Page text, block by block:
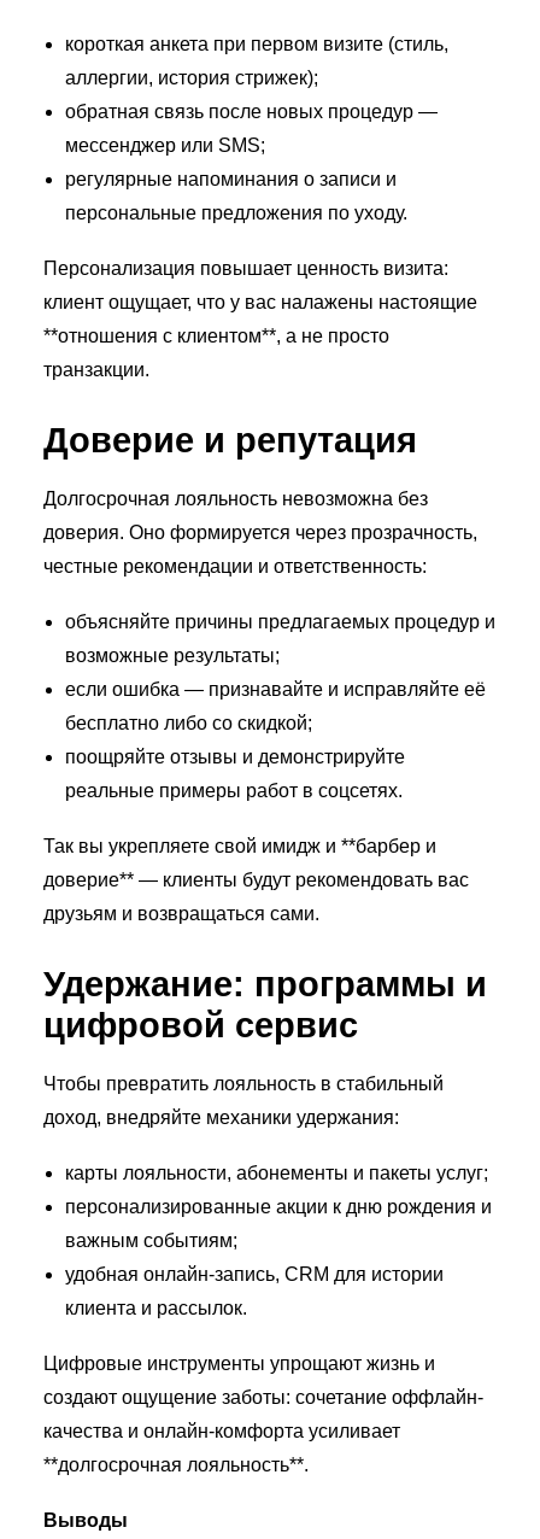
короткая анкета при первом визите (стиль,
аллергии, история стрижек);
обратная связь после новых процедур —
мессенджер или SMS;
регулярные напоминания о записи и
персональные предложения по уходу.
Персонализация повышает ценность визита:
клиент ощущает, что у вас налажены настоящие
**отношения с клиентом**, а не просто
транзакции.
Доверие и репутация
Долгосрочная лояльность невозможна без
доверия. Оно формируется через прозрачность,
честные рекомендации и ответственность:
объясняйте причины предлагаемых процедур и
возможные результаты;
если ошибка — признавайте и исправляйте её
бесплатно либо со скидкой;
поощряйте отзывы и демонстрируйте
реальные примеры работ в соцсетях.
Так вы укрепляете свой имидж и **барбер и
доверие** — клиенты будут рекомендовать вас
друзьям и возвращаться сами.
Удержание: программы и
цифровой сервис
Чтобы превратить лояльность в стабильный
доход, внедряйте механики удержания:
карты лояльности, абонементы и пакеты услуг;
персонализированные акции к дню рождения и
важным событиям;
удобная онлайн-запись, CRM для истории
клиента и рассылок.
Цифровые инструменты упрощают жизнь и
создают ощущение заботы: сочетание оффлайн-
качества и онлайн-комфорта усиливает
**долгосрочная лояльность**.
Выводы